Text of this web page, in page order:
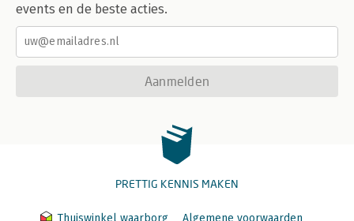
events en de beste acties.
Aanmelden
PRETTIG KENNIS MAKEN
Thuiswinkel waarborg
Algemene voorwaarden